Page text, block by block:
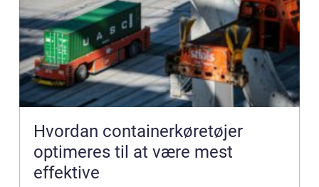
Hvordan containerkøretøjer
optimeres til at være mest
effektive